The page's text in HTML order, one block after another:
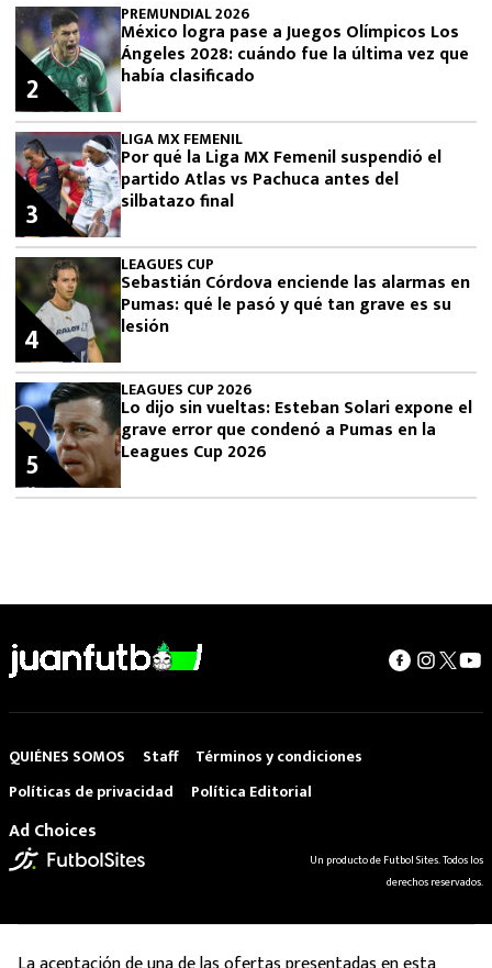
PREMUNDIAL 2026
México logra pase a Juegos Olímpicos Los
Ángeles 2028: cuándo fue la última vez que
había clasificado
2
LIGA MX FEMENIL
Por qué la Liga MX Femenil suspendió el
partido Atlas vs Pachuca antes del
silbatazo final
3
LEAGUES CUP
Sebastián Córdova enciende las alarmas en
Pumas: qué le pasó y qué tan grave es su
lesión
4
LEAGUES CUP 2026
Lo dijo sin vueltas: Esteban Solari expone el
grave error que condenó a Pumas en la
Leagues Cup 2026
5
QUIÉNES SOMOS Staff
Términos y condiciones
Políticas de privacidad
Política Editorial
Ad Choices
Un producto de Futbol Sites. Todos los
derechos reservados.